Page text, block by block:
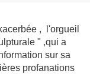
, l'orgueil
" ,qui a
sur sa
profanations